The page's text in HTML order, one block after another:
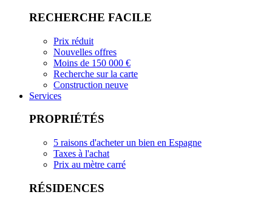
RECHERCHE FACILE
Prix réduit
Nouvelles offres
Moins de 150 000 €
Recherche sur la carte
Construction neuve
Services
PROPRIÉTÉS
5 raisons d'acheter un bien en Espagne
Taxes à l'achat
Prix au mètre carré
RÉSIDENCES